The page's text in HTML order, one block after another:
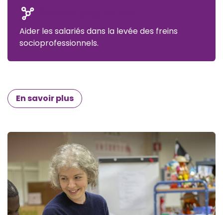
Aider les salariés dans la levée des freins
socioprofessionnels.
En savoir plus